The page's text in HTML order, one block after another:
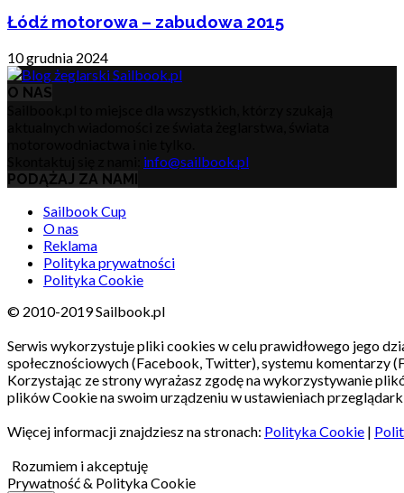
Łódź motorowa – zabudowa 2015
10 grudnia 2024
O NAS
info@sailbook.pl
PODĄŻAJ ZA NAMI
Sailbook Cup
O nas
Reklama
Polityka prywatności
Polityka Cookie
© 2010-2019 Sailbook.pl
Serwis wykorzystuje pliki cookies w celu prawidłowego jego
społecznościowych (Facebook, Twitter), systemu komentarzy
Korzystając ze strony wyrażasz zgodę na wykorzystywanie
plików Cookie na swoim urządzeniu w ustawieniach
Więcej informacji znajdziesz na stronach: Polityka Cookie |
Rozumiem i akceptuję
Prywatność & Polityka Cookie